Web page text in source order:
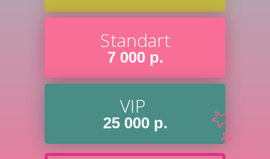
Standart
7 000 р.
VIP
25 000 р.